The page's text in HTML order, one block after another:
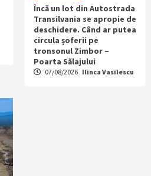
Încă un lot din Autostrada
Transilvania se apropie de
deschidere. Când ar putea
circula șoferii pe
tronsonul Zimbor –
Poarta Sălajului
07/08/2026 Ilinca Vasilescu